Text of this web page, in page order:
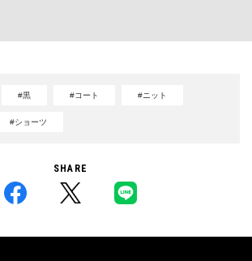
#黒 #コート #ニット
#ショーツ
SHARE